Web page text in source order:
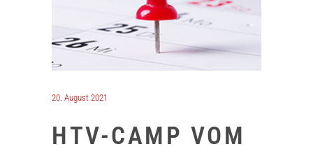
20. August 2021
HTV-CAMP VOM